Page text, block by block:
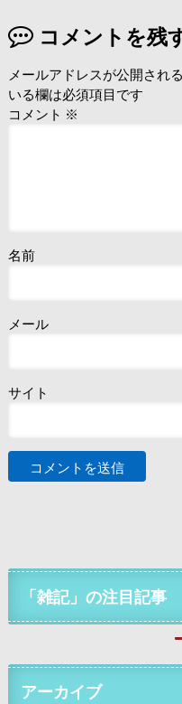
コメントを残
メールアドレスが公開され
いる欄は必須項目です
コメント ※
名前
メール
サイト
「雑記」の注目記事
アーカイブ